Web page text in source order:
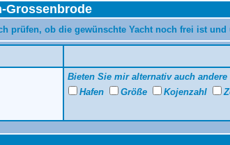
Grossenbrode
prüfen, ob die gewünschte Yacht noch frei ist
Bieten Sie mir alternativ auch
Hafen
Größe Kojenzahl